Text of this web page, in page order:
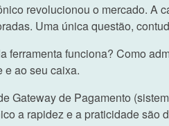
revolucionou o mercado. A
Uma única questão,
ferramenta funciona? Como
e ao seu caixa.
Gateway de Pagamento
a rapidez e a praticidade são